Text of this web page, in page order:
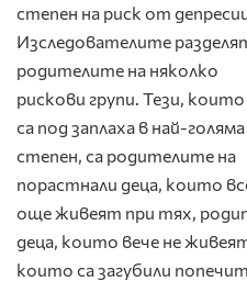
степен на риск от
Изследователите
родителите на няколко
рискови групи. Тези, които
са под заплаха в най-голяма
степен, са родителите на
порастнали деца, които
още живеят при тях,
деца, които вече не
които са загубили